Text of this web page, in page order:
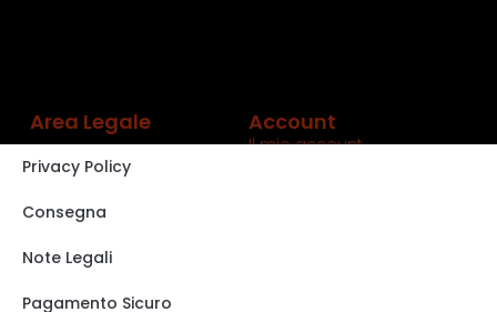
Area Legale
Privacy Policy
Consegna
Note Legali
Pagamento Sicuro
Account
Il mio account
VISITA IL NOSTRO